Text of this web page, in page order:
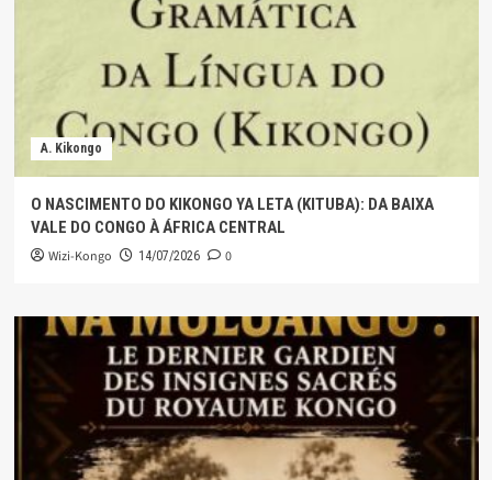
A. Kikongo
O NASCIMENTO DO KIKONGO YA LETA (KITUBA): DA BAIXA
VALE DO CONGO À ÁFRICA CENTRAL
Wizi-Kongo 14/07/2026 0